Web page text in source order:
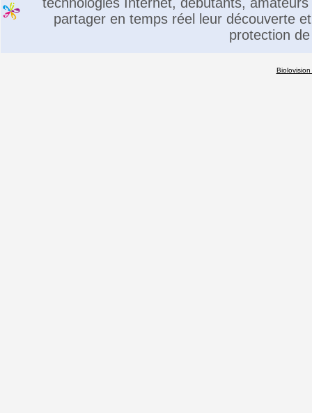
partager en temps réel leur découverte
protection
Biolovision